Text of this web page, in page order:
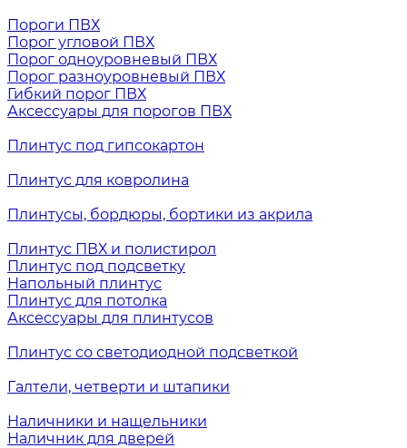
Пороги ПВХ
Порог угловой ПВХ
Порог одноуровневый ПВХ
Порог разноуровневый ПВХ
Гибкий порог ПВХ
Аксессуары для порогов ПВХ
Плинтус под гипсокартон
Плинтус для ковролина
Плинтусы, бордюры, бортики из акрила
Плинтус ПВХ и полистирол
Плинтус под подсветку
Напольный плинтус
Плинтус для потолка
Аксессуары для плинтусов
Плинтус со светодиодной подсветкой
Галтели, четверти и штапики
Наличники и нащельники
Наличник для дверей